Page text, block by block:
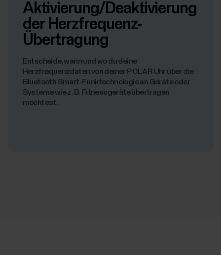
Aktivierung/Deaktivierung
der Herzfrequenz-
Übertragung
Entscheide, wann und wo du deine
Herzfrequenzdaten von deiner POLAR Uhr über die
Bluetooth Smart-Funktechnologie an Geräte oder
Systeme wie z. B. Fitnessgeräte übertragen
möchtest.